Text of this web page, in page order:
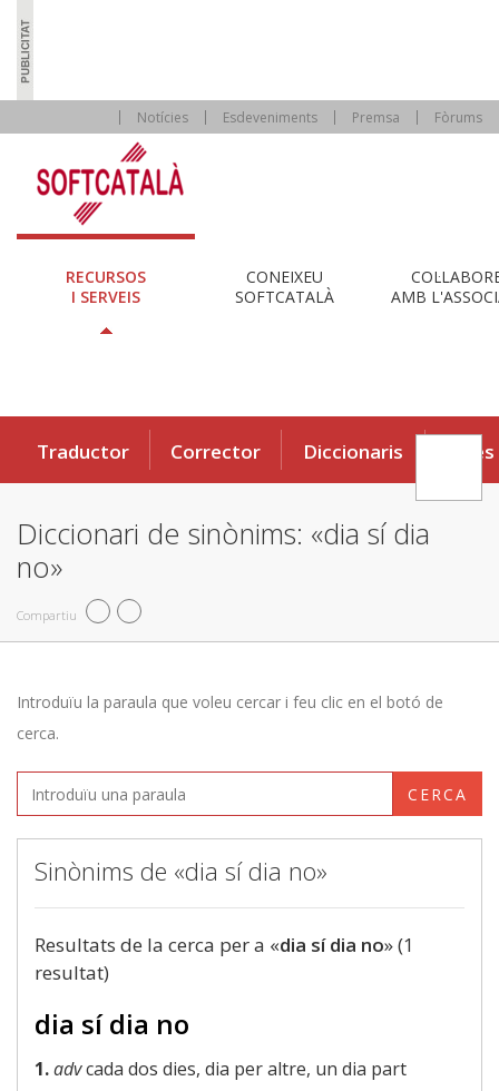
Notícies Esdeveniments Premsa Fòrums
RECURSOS
I SERVEIS
CONEIXEU
SOFTCATALÀ
AMB
Traductor Corrector Diccionaris Eines
Diccionari de sinònims: «dia sí dia
no»
Compartiu
Introduïu la paraula que voleu cercar i feu clic en el botó de
cerca.
CERCA
Sinònims de «dia sí dia no»
Resultats de la cerca per a «dia sí dia no» (1
resultat)
dia sí dia no
1.advcada dos dies, dia per altre, un dia part